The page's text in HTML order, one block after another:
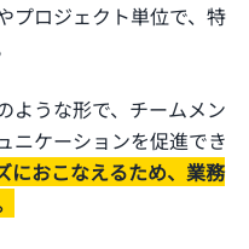
プロジェクト単位で、特
ような形で、チームメン
ニケーションを促進でき
におこなえるため、業務